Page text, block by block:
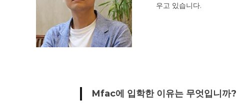
우고 있습니다.
Mfac에 입학한 이유는 무엇입니까?